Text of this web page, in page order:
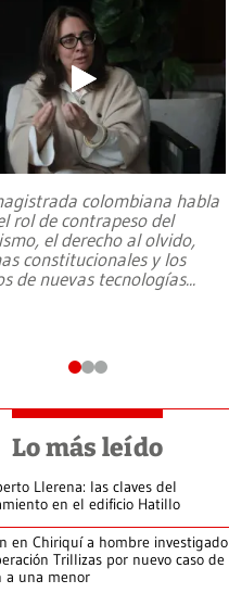
colombiana habla
rol de contrapeso del
el derecho al olvido,
constitucionales y los
de nuevas tecnologías...
Lo más leído
Llerena: las claves del
en el edificio Hatillo
en Chiriquí a hombre investigado
Trillizas por nuevo caso de
a una menor